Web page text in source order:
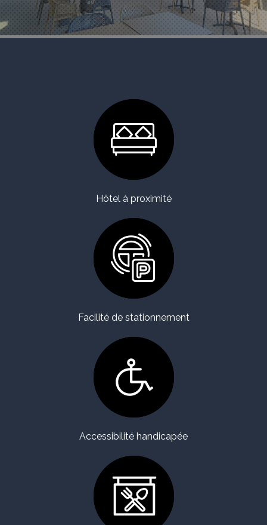
Hôtel à proximité
Facilité de stationnement
Accessibilité handicapée